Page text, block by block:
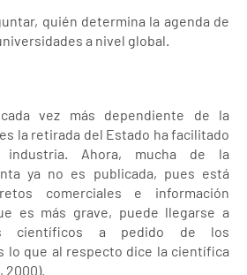
quién determina la agenda de
a nivel global.
vez más dependiente de la
la retirada del Estado ha facilitado
Ahora, mucha de la
ya no es publicada, pues está
comerciales e información
es más grave, puede llegarse a
científicos a pedido de los
lo que al respecto dice la científica
2000).